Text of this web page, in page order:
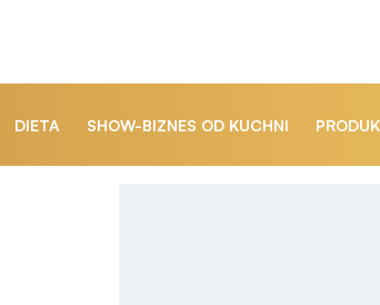
DIETA SHOW-BIZNES OD KUCHNI